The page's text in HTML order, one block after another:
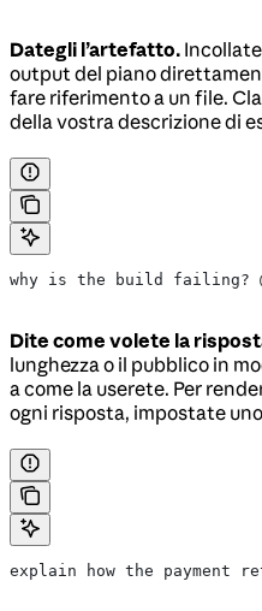
Dategli l’artefatto.
output del piano
fare riferimento a un file.
della vostra descrizione di
why is the build failing?
Dite come volete la
lunghezza o il pubblico in
a come la userete. Per
ogni risposta, impostate uno
explain how the payment